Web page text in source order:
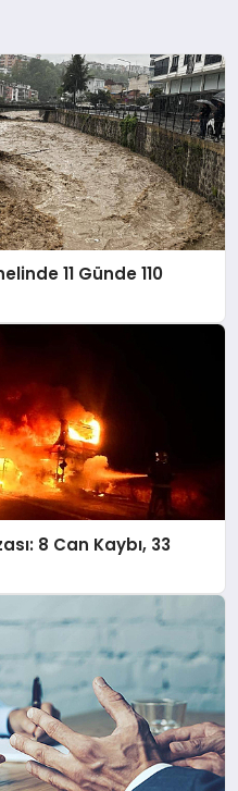
11 Günde 110
8 Can Kaybı, 33